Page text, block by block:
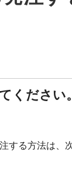
ください。
する方法は、